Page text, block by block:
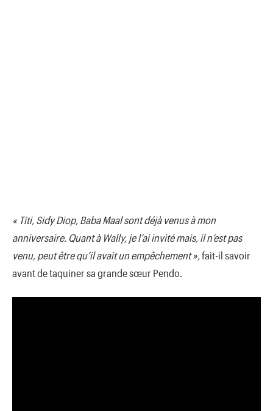
« Titi, Sidy Diop, Baba Maal sont déjà venus à mon
anniversaire. Quant à Wally, je l’ai invité mais, il n’est pas
venu, peut être qu’il avait un empêchement », fait-il savoir
avant de taquiner sa grande sœur Pendo.